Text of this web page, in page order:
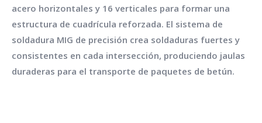
acero horizontales y 16 verticales para formar una
estructura de cuadrícula reforzada. El sistema de
soldadura MIG de precisión crea soldaduras fuertes y
consistentes en cada intersección, produciendo jaulas
duraderas para el transporte de paquetes de betún.